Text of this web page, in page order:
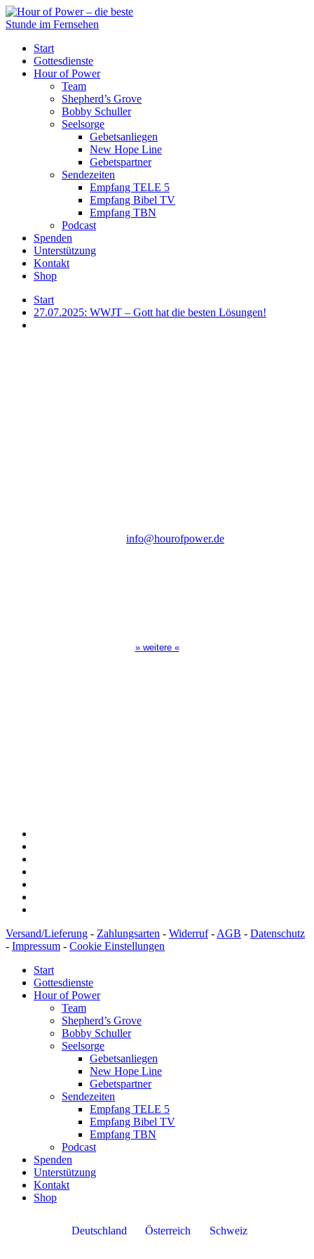
Start
Gottesdienste
Hour of Power
Team
Shepherd’s Grove
Bobby Schuller
Seelsorge
Gebetsanliegen
New Hope Line
Gebetspartner
Sendezeiten
Empfang TELE 5
Empfang Bibel TV
Empfang TBN
Podcast
Spenden
Unterstützung
Kontakt
Shop
Start
27.07.2025: WWJT – Gott hat die besten Lösungen!
info@hourofpower.de
» weitere «
Versand/Lieferung - Zahlungsarten - Widerruf- AGB - Datenschutz
- Impressum - Cookie Einstellungen
Start
Gottesdienste
Hour of Power
Team
Shepherd’s Grove
Bobby Schuller
Seelsorge
Gebetsanliegen
New Hope Line
Gebetspartner
Sendezeiten
Empfang TELE 5
Empfang Bibel TV
Empfang TBN
Podcast
Spenden
Unterstützung
Kontakt
Shop
Deutschland Österreich Schweiz